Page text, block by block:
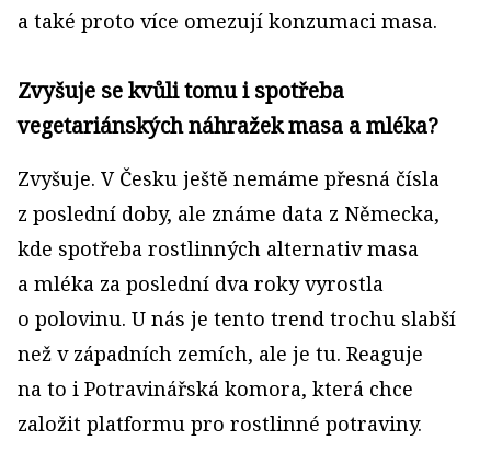
a také proto více omezují konzumaci masa.
Zvyšuje se kvůli tomu i spotřeba
vegetariánských náhražek masa a mléka?
Zvyšuje. V Česku ještě nemáme přesná čísla
z poslední doby, ale známe data z Německa,
kde spotřeba rostlinných alternativ masa
a mléka za poslední dva roky vyrostla
o polovinu. U nás je tento trend trochu slabší
než v západních zemích, ale je tu. Reaguje
na to i Potravinářská komora, která chce
založit platformu pro rostlinné potraviny.